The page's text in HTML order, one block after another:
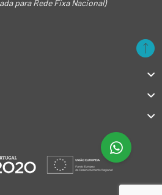
para Rede Fixa Nacional)